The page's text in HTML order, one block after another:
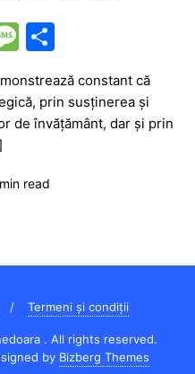
M
s
s
g
ta
je
constant că
prin susținerea și
de învățământ, dar și prin
read
Termeni și condiții
. All rights reserved.
by Bizberg Themes